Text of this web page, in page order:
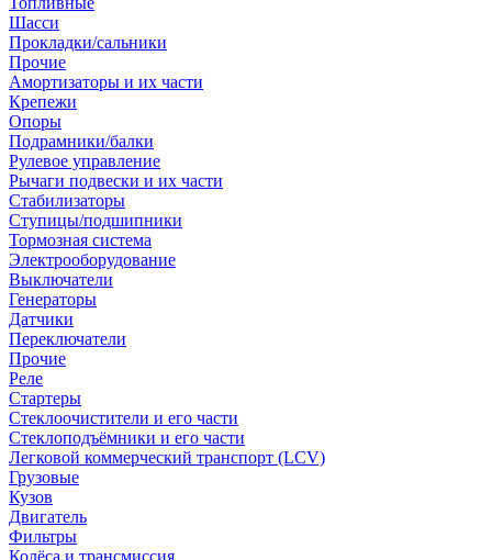
Шасси
Прокладки/сальники
Прочие
Амортизаторы и их части
Крепежи
Опоры
Подрамники/балки
Рулевое управление
Рычаги подвески и их части
Стабилизаторы
Ступицы/подшипники
Тормозная система
Электрооборудование
Выключатели
Генераторы
Датчики
Переключатели
Прочие
Реле
Стартеры
Стеклоочистители и его части
Стеклоподъёмники и его части
Легковой коммерческий транспорт (LCV)
Грузовые
Кузов
Двигатель
Фильтры
Колёса и трансмиссия